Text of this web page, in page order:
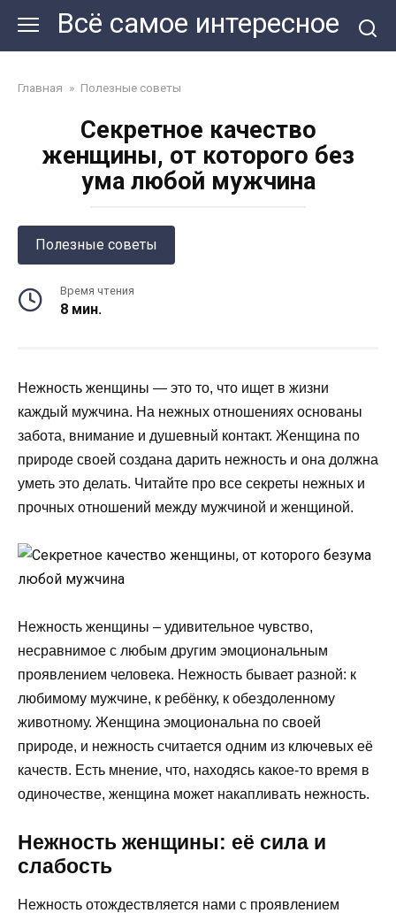
контенту
Всё самое интересное
Главная » Полезные советы
Секретное качество
женщины, от которого без
ума любой мужчина
Полезные советы
Время чтения
8 мин.
Нежность женщины — это то, что ищет в жизни
каждый мужчина. На нежных отношениях основаны
забота, внимание и душевный контакт. Женщина по
природе своей создана дарить нежность и она должна
уметь это делать. Читайте про все секреты нежных и
прочных отношений между мужчиной и женщиной.
Нежность женщины – удивительное чувство,
несравнимое с любым другим эмоциональным
проявлением человека. Нежность бывает разной: к
любимому мужчине, к ребёнку, к обездоленному
животному. Женщина эмоциональна по своей
природе, и нежность считается одним из ключевых её
качеств. Есть мнение, что, находясь какое-то время в
одиночестве, женщина может накапливать нежность.
Нежность женщины: её сила и
слабость
Нежность отождествляется нами с проявлением